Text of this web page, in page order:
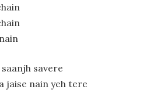
savere
jaise nain yeh tere